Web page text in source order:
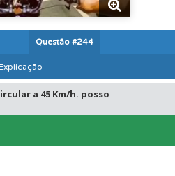
Questão #244
a 45 Km/h. posso